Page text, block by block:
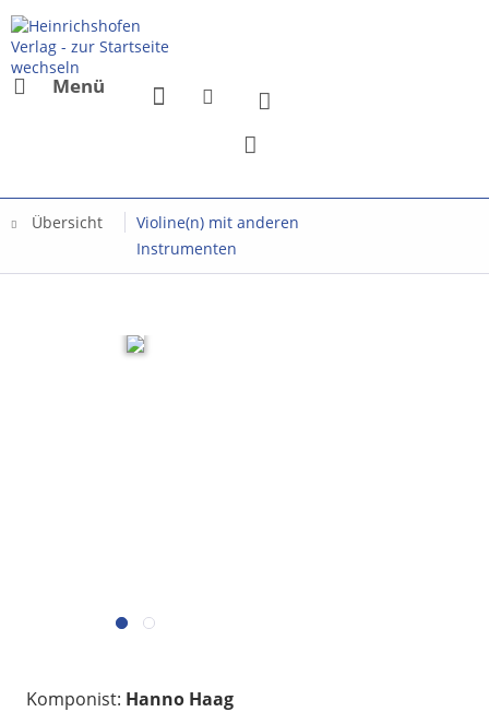
Menü
Übersicht
Violine(n) mit anderen
Instrumenten
Komponist: Hanno Haag